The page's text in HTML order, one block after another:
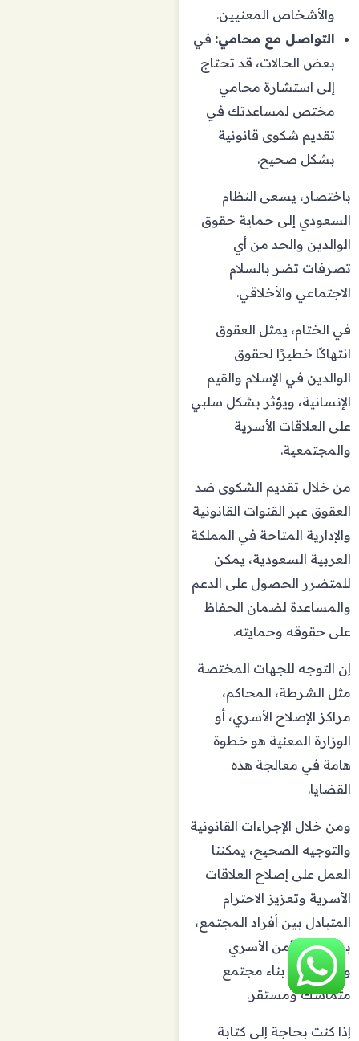
والأشخاص المعنيين.
التواصل مع محامي: في
بعض الحالات، قد تحتاج
إلى استشارة محامي
مختص لمساعدتك في
تقديم شكوى قانونية
بشكل صحيح.
باختصار، يسعى النظام
السعودي إلى حماية حقوق
الوالدين والحد من أي
تصرفات تضر بالسلام
الاجتماعي والأخلاقي.
في الختام، يمثل العقوق
انتهاكًا خطيرًا لحقوق
الوالدين في الإسلام والقيم
الإنسانية، ويؤثر بشكل سلبي
على العلاقات الأسرية
والمجتمعية.
من خلال تقديم الشكوى ضد
العقوق عبر القنوات القانونية
والإدارية المتاحة في المملكة
العربية السعودية، يمكن
للمتضرر الحصول على الدعم
والمساعدة لضمان الحفاظ
على حقوقه وحمايته.
إن التوجه للجهات المختصة
مثل الشرطة، المحاكم،
مراكز الإصلاح الأسري، أو
الوزارة المعنية هو خطوة
هامة في معالجة هذه
القضايا.
ومن خلال الإجراءات القانونية
والتوجيه الصحيح، يمكننا
العمل على إصلاح العلاقات
الأسرية وتعزيز الاحترام
المتبادل بين أفراد المجتمع،
بما يعزز الأمن الأسري
ويسهم في بناء مجتمع
متماسك ومستقر.
إذا كنت بحاجة إلى كتابة